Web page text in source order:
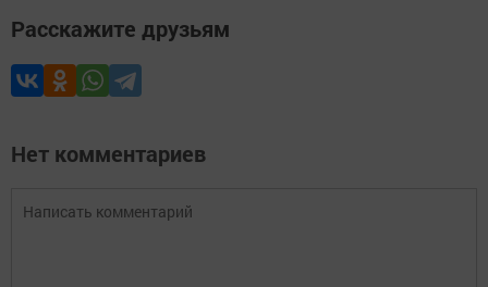
Расскажите друзьям
Нет комментариев